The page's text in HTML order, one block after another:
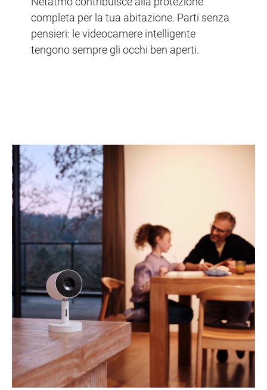
completa per la tua abitazione. Parti senza
pensieri: le videocamere intelligente
tengono sempre gli occhi ben aperti.